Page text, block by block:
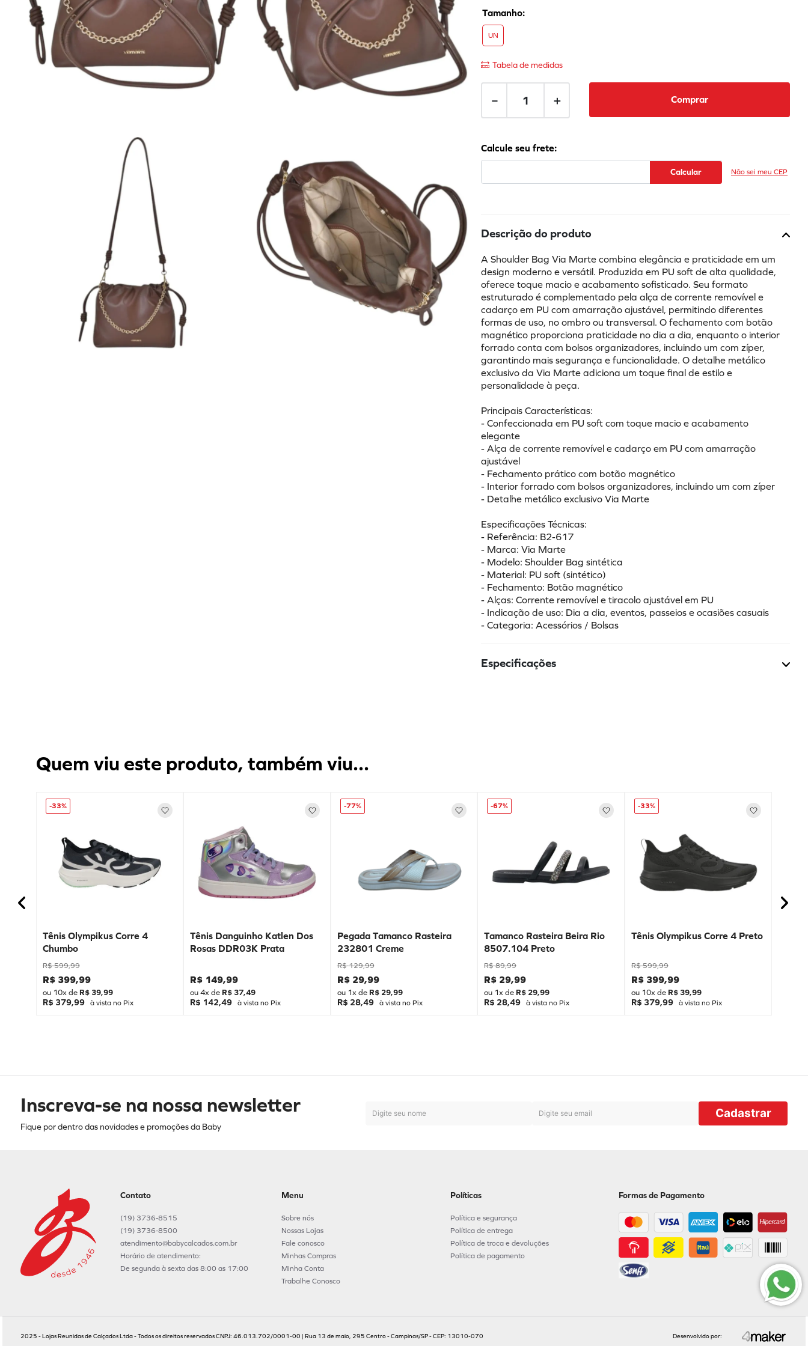
UN
Tabela de medidas
＋
－ Comprar
Não sei meu CEP
Descrição do produto
A Shoulder Bag Via Marte combina elegância e praticidade em um
design moderno e versátil. Produzida em PU soft de alta qualidade,
oferece toque macio e acabamento sofisticado. Seu formato
estruturado é complementado pela alça de corrente removível e
cadarço em PU com amarração ajustável, permitindo diferentes
formas de uso, no ombro ou transversal. O fechamento com botão
magnético proporciona praticidade no dia a dia, enquanto o interior
forrado conta com bolsos organizadores, incluindo um com zíper,
garantindo mais segurança e funcionalidade. O detalhe metálico
exclusivo da Via Marte adiciona um toque final de estilo e
personalidade à peça.
Principais Características:
- Confeccionada em PU soft com toque macio e acabamento
elegante
- Alça de corrente removível e cadarço em PU com amarração
ajustável
- Fechamento prático com botão magnético
- Interior forrado com bolsos organizadores, incluindo um com zíper
- Detalhe metálico exclusivo Via Marte
Especificações Técnicas:
- Referência: B2-617
- Marca: Via Marte
- Modelo: Shoulder Bag sintética
- Material: PU soft (sintético)
- Fechamento: Botão magnético
- Alças: Corrente removível e tiracolo ajustável em PU
- Indicação de uso: Dia a dia, eventos, passeios e ocasiões casuais
- Categoria: Acessórios / Bolsas
Especificações
Quem viu este produto, também viu...
-33%
Tênis Olympikus Corre 4
Chumbo
R$ 599,99
R$ 399,99
ou 10x de R$ 39,99
R$ 379,99 à vista no Pix
Tênis Danguinho Katlen Dos
Rosas DDR03K Prata
R$ 149,99
ou4x de R$ 37,49
R$ 142,49 à vista no Pix
-77%
Pegada Tamanco Rasteira
232801 Creme
R$ 129,99
R$ 29,99
ou 1x de R$ 29,99
R$ 28,49 à vista no Pix
-67%
Tamanco Rasteira Beira Rio
8507.104 Preto
R$ 89,99
R$ 29,99
ou 1x de R$ 29,99
R$ 28,49 à vista no Pix
-33%
Tênis Olympikus Corre 4 Preto
R$ 599,99
R$ 399,99
ou 10x de R$ 39,99
R$ 379,99 à vista no Pix
Inscreva-se na nossa newsletter
Fique por dentro das novidades e promoções da Baby
Cadastrar
Contato
(19) 3736-8515
(19) 3736-8500
atendimento@babycalcados.com.br
Horário de atendimento:
De segunda à sexta das 8:00 as 17:00
Menu
Sobre nós
Nossas Lojas
Fale conosco
Minhas Compras
Minha Conta
Trabalhe Conosco
Políticas
Política e segurança
Política de entrega
Política de troca e devoluções
Política de pagamento
Formas de Pagamento
2025 - Lojas Reunidas de Calçados Ltda - Todos os direitos reservados CNPJ: 46.013.702/0001-00 | Rua 13 de maio, 295 Centro - Campinas/SP - CEP: 13010-070 Desenvolvido por: